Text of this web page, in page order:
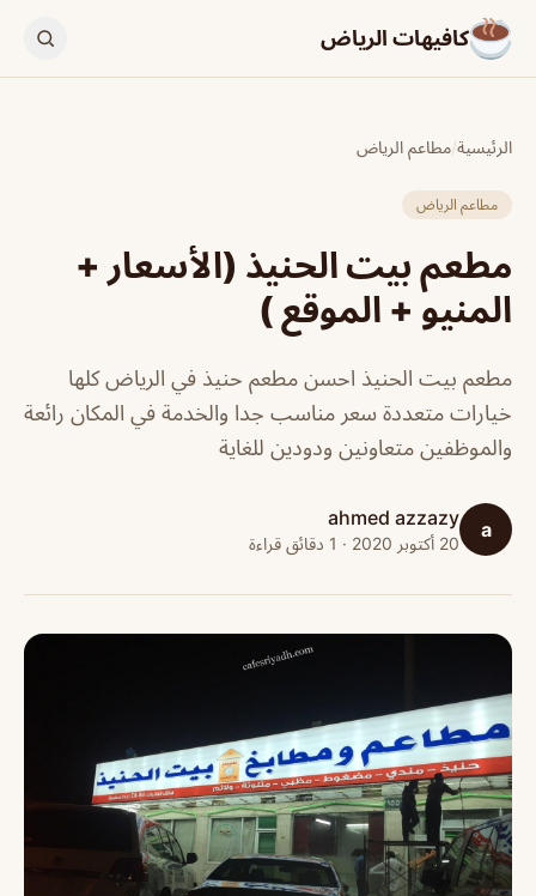
كافيهات الرياض
الرئيسية/مطاعم الرياض
مطاعم الرياض
مطعم بيت الحنيذ (الأسعار +
المنيو + الموقع )
مطعم بيت الحنيذ احسن مطعم حنيذ في الرياض كلها
خيارات متعددة سعر مناسب جدا والخدمة في المكان رائعة
والموظفين متعاونين ودودين للغاية
a
ahmed azzazy
20 أكتوبر 2020 · 1 دقائق قراءة